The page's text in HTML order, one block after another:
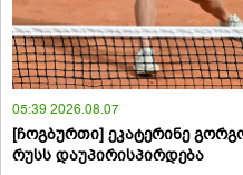
05:39 2026.08.07
[ჩოგბურთი] ეკატერინე
რუსს დაუპირისპირდება